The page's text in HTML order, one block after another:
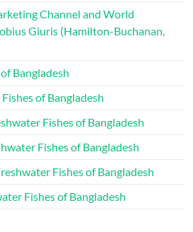
Channel and World
Giuris (Hamilton-Buchanan,
Bangladesh
of Bangladesh
Fishes of Bangladesh
Fishes of Bangladesh
Fishes of Bangladesh
Fishes of Bangladesh